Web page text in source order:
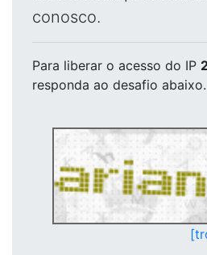
conosco.
Para liberar o acesso do IP
responda ao desafio abaixo.